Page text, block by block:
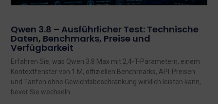
Qwen 3.8 – Ausführlicher Test: Technische
Daten, Benchmarks, Preise und
Verfügbarkeit
Erfahren Sie, was Qwen 3.8 Max mit 2,4-T-Parametern, einem
Kontextfenster von 1 M, offiziellen Benchmarks, API-Preisen
und Tarifen ohne Gewichtsbeschränkung wirklich leisten kann,
bevor Sie wechseln.